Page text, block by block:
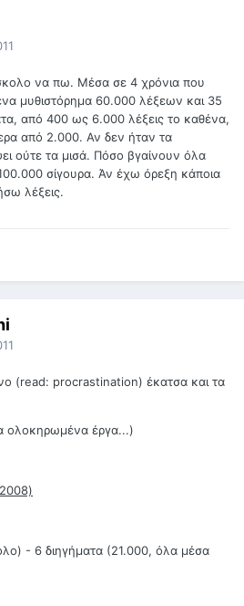
να πω. Μέσα σε 4 χρόνια που
μυθιστόρημα 60.000 λέξεων και 35
από 400 ως 6.000 λέξεις το καθένα,
από 2.000. Αν δεν ήταν τα
ούτε τα μισά. Πόσο βγαίνουν όλα
σίγουρα. Άν έχω όρεξη κάποια
λέξεις.
(read: procrastination) έκατσα και τα
ολοκηρωμένα έργα...)
- 6 διηγήματα (21.000, όλα μέσα